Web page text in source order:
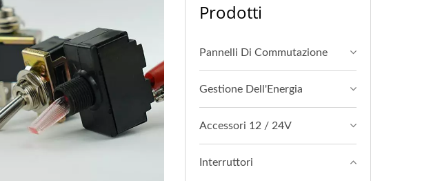
Prodotti
Pannelli Di Commutazione
Gestione Dell'Energia
Accessori 12 / 24V
Interruttori